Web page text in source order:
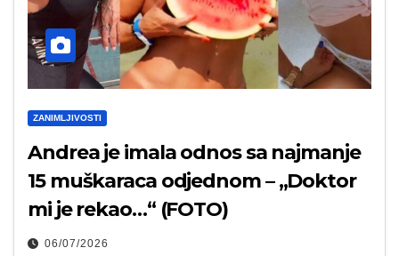
ZANIMLJIVOSTI
Andrea je imala odnos sa najmanje
15 muškaraca odjednom – „Doktor
mi je rekao…“ (FOTO)
06/07/2026